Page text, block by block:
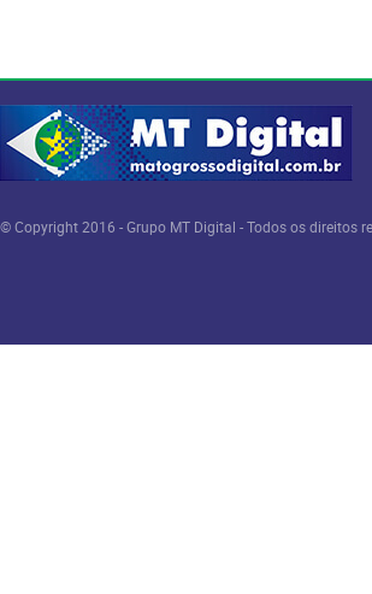
© Copyright 2016 - Grupo MT Digital - Todos os direitos